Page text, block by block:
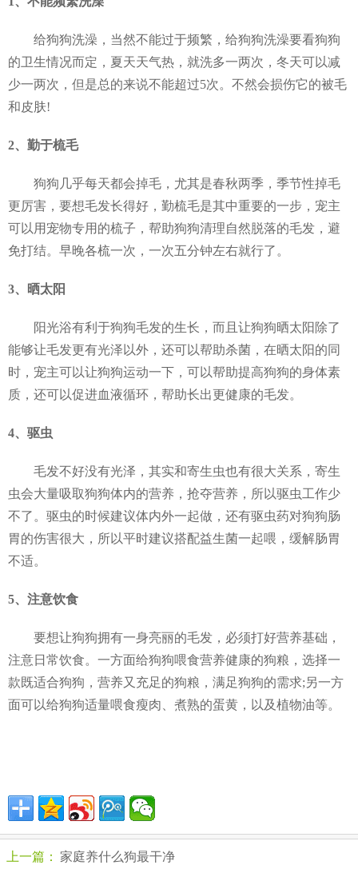
给狗狗洗澡，当然不能过于频繁，给狗狗洗澡要看狗狗
的卫生情况而定，夏天天气热，就洗多一两次，冬天可以减
少一两次，但是总的来说不能超过5次。不然会损伤它的被毛
和皮肤!
2、勤于梳毛
狗狗几乎每天都会掉毛，尤其是春秋两季，季节性掉毛
更厉害，要想毛发长得好，勤梳毛是其中重要的一步，宠主
可以用宠物专用的梳子，帮助狗狗清理自然脱落的毛发，避
免打结。早晚各梳一次，一次五分钟左右就行了。
3、晒太阳
阳光浴有利于狗狗毛发的生长，而且让狗狗晒太阳除了
能够让毛发更有光泽以外，还可以帮助杀菌，在晒太阳的同
时，宠主可以让狗狗运动一下，可以帮助提高狗狗的身体素
质，还可以促进血液循环，帮助长出更健康的毛发。
4、驱虫
毛发不好没有光泽，其实和寄生虫也有很大关系，寄生
虫会大量吸取狗狗体内的营养，抢夺营养，所以驱虫工作少
不了。驱虫的时候建议体内外一起做，还有驱虫药对狗狗肠
胃的伤害很大，所以平时建议搭配益生菌一起喂，缓解肠胃
不适。
5、注意饮食
要想让狗狗拥有一身亮丽的毛发，必须打好营养基础，
注意日常饮食。一方面给狗狗喂食营养健康的狗粮，选择一
款既适合狗狗，营养又充足的狗粮，满足狗狗的需求;另一方
面可以给狗狗适量喂食瘦肉、煮熟的蛋黄，以及植物油等。
上一篇： 家庭养什么狗最干净